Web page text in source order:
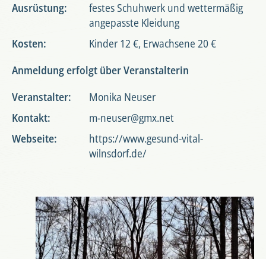
Ausrüstung:
festes Schuhwerk und wettermäßig
angepasste Kleidung
Kosten:
Kinder 12 €, Erwachsene 20 €
Anmeldung erfolgt über Veranstalterin
Veranstalter:
Monika Neuser
Kontakt:
m-neuser@gmx.net
Webseite:
https://www.gesund-vital-
wilnsdorf.de/
Foto:
Neuser